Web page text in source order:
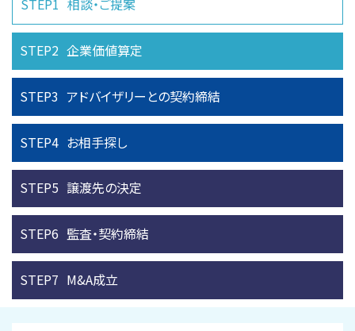
STEP2 企業価値算定
STEP3 アドバイザリーとの契約締結
STEP4 お相手探し
STEP5 譲渡先の決定
STEP6 監査・契約締結
STEP7 M&A成立